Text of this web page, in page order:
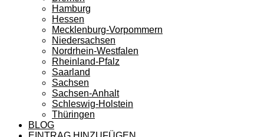
Hamburg
Hessen
Mecklenburg-Vorpommern
Niedersachsen
Nordrhein-Westfalen
Rheinland-Pfalz
Saarland
Sachsen
Sachsen-Anhalt
Schleswig-Holstein
Thüringen
BLOG